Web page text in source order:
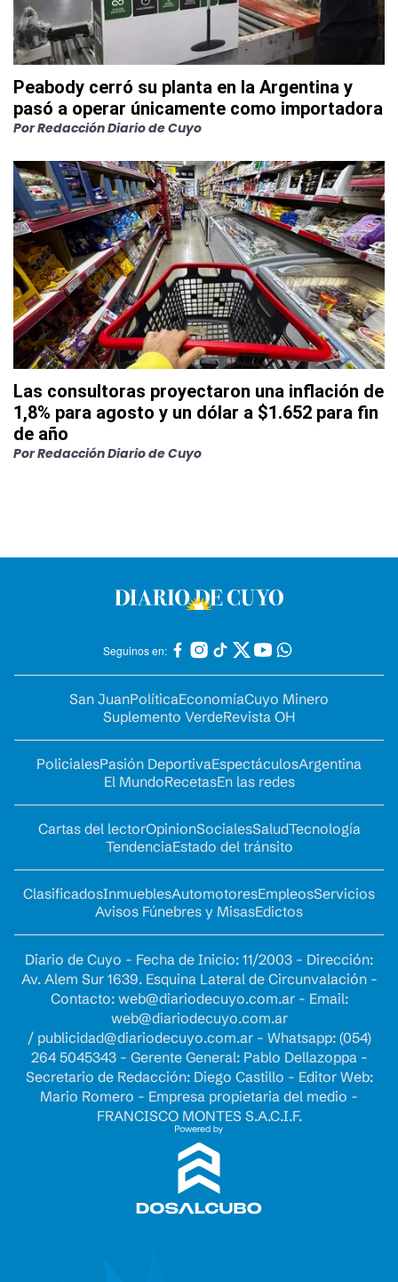
Peabody cerró su planta en la Argentina y
pasó a operar únicamente como importadora
PorRedacción Diario de Cuyo
Las consultoras proyectaron una inflación de
1,8% para agosto y un dólar a $1.652 para fin
de año
PorRedacción Diario de Cuyo
Seguinos en:
San JuanPolíticaEconomíaCuyo Minero
Suplemento VerdeRevista OH
PolicialesPasión DeportivaEspectáculosArgentina
El MundoRecetasEn las redes
Cartas del lectorOpinionSocialesSaludTecnología
TendenciaEstado del tránsito
ClasificadosInmueblesAutomotoresEmpleosServicios
Avisos Fúnebres y MisasEdictos
Diario de Cuyo - Fecha de Inicio: 11/2003 - Dirección:
Av. Alem Sur 1639. Esquina Lateral de Circunvalación -
Contacto: web@diariodecuyo.com.ar- Email:
web@diariodecuyo.com.ar
/ publicidad@diariodecuyo.com.ar- Whatsapp: (054)
264 5045343 - Gerente General: Pablo Dellazoppa -
Secretario de Redacción: Diego Castillo - Editor Web:
Mario Romero - Empresa propietaria del medio -
FRANCISCO MONTES S.A.C.I.F.